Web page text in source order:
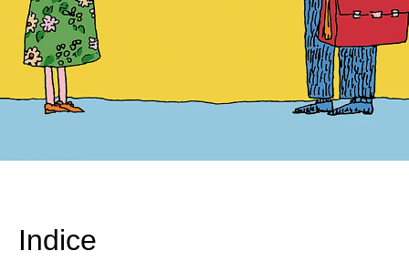
Indice